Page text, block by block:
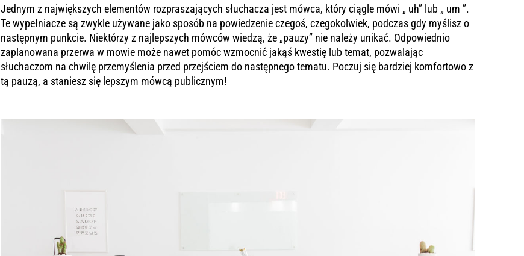
Jednym z największych elementów rozpraszających słuchacza jest mówca, który ciągle mówi „ uh” lub „ um ”.
Te wypełniacze są zwykle używane jako sposób na powiedzenie czegoś, czegokolwiek, podczas gdy myślisz o
następnym punkcie. Niektórzy z najlepszych mówców wiedzą, że „pauzy” nie należy unikać. Odpowiednio
zaplanowana przerwa w mowie może nawet pomóc wzmocnić jakąś kwestię lub temat, pozwalając
słuchaczom na chwilę przemyślenia przed przejściem do następnego tematu. Poczuj się bardziej komfortowo z
tą pauzą, a staniesz się lepszym mówcą publicznym!